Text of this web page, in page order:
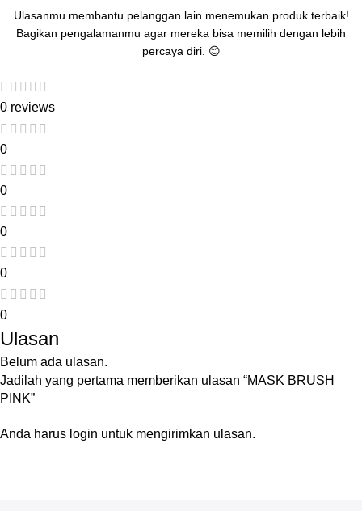
Ulasanmu membantu pelanggan lain menemukan produk terbaik!
Bagikan pengalamanmu agar mereka bisa memilih dengan lebih
percaya diri. 😊
0 reviews
0
0
0
0
0
Ulasan
Belum ada ulasan.
Jadilah yang pertama memberikan ulasan “MASK BRUSH
PINK”
Anda harus login untuk mengirimkan ulasan.